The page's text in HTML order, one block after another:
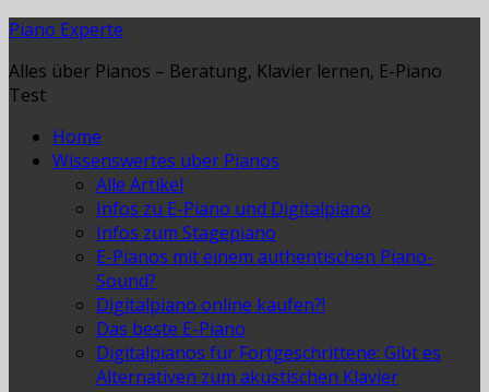
Piano Experte
Alles über Pianos – Beratung, Klavier lernen, E-Piano
Test
Home
Wissenswertes über Pianos
Alle Artikel
Infos zu E-Piano und Digitalpiano
Infos zum Stagepiano
E-Pianos mit einem authentischen Piano-
Sound?
Digitalpiano online kaufen?!
Das beste E-Piano
Digitalpianos für Fortgeschrittene: Gibt es
Alternativen zum akustischen Klavier